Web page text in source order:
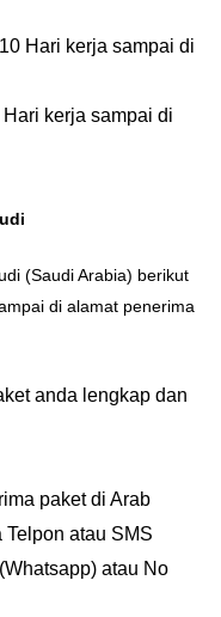
Hari kerja sampai di
kerja sampai di
(Saudi Arabia) berikut
di alamat penerima
anda lengkap dan
paket di Arab
atau SMS
atau No